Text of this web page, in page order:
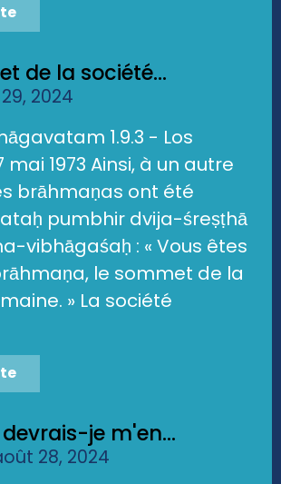
de la société...
2024
1.9.3 - Los
mai 1973 Ainsi, à un autre
brāhmaṇas ont été
pumbhir dvija-śreṣṭhā
vibhāgaśaḥ : « Vous êtes
le sommet de la
» La société
je m'en...
28, 2024